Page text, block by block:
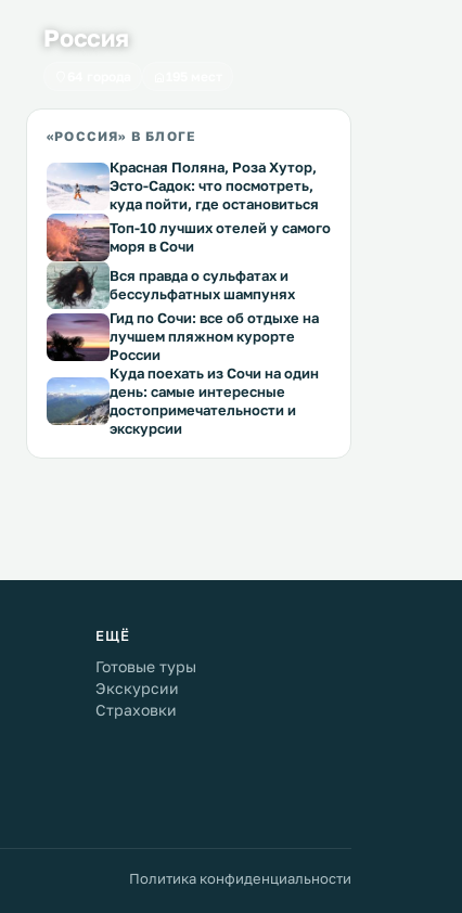
Россия
«РОССИЯ» В БЛОГЕ
Красная Поляна, Роза Хутор,
Эсто-Садок: что посмотреть,
куда пойти, где остановиться
Топ-10 лучших отелей у самого
моря в Сочи
Вся правда о сульфатах и
бессульфатных шампунях
Гид по Сочи: все об отдыхе на
лучшем пляжном курорте
России
Куда поехать из Сочи на один
день: самые интересные
достопримечательности и
экскурсии
ЕЩЁ
Готовые туры
Экскурсии
Страховки
Политика конфиденциальности